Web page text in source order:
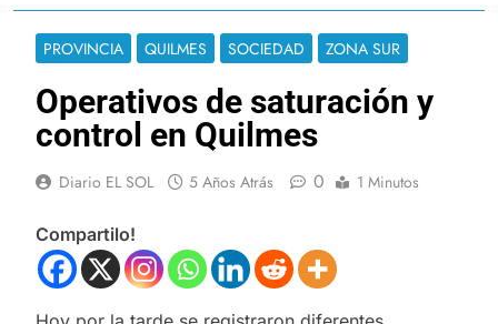
PROVINCIA QUILMES SOCIEDAD ZONA SUR
Operativos de saturación y
control en Quilmes
Diario EL SOL 5 Años Atrás 0 1 Minutos
Compartilo!